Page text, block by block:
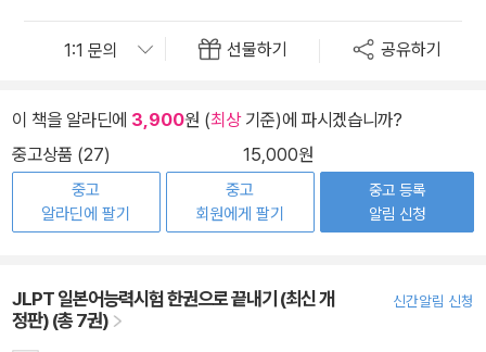
선물하기 공유하기
이 책을 알라딘에 3,900원 (최상기준)에 파시겠습니까?
중고상품 (27)
15,000원
중고
알라딘에 팔기
중고
회원에게 팔기
중고 등록
알림 신청
JLPT 일본어능력시험 한권으로 끝내기 (최신 개
정판) (총 7권)
신간알림 신청